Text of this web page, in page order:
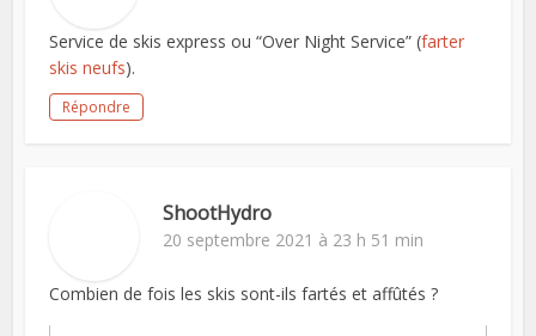
Service de skis express ou “Over Night Service” (farter
skis neufs).
Répondre
ShootHydro
20 septembre 2021 à 23 h 51 min
Combien de fois les skis sont-ils fartés et affûtés ?